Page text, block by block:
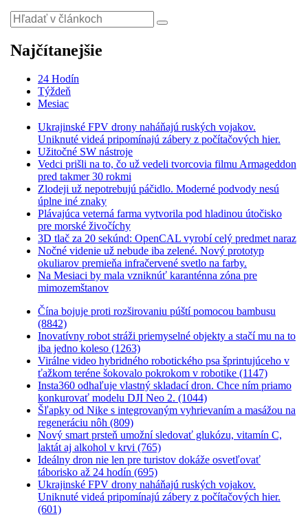
Najčítanejšie
24 Hodín
Týždeň
Mesiac
Ukrajinské FPV drony naháňajú ruských vojakov.
Uniknuté videá pripomínajú zábery z počítačových hier.
Užitočné SW nástroje
Vedci prišli na to, čo už vedeli tvorcovia filmu Armageddon
pred takmer 30 rokmi
Zlodeji už nepotrebujú páčidlo. Moderné podvody nesú
úplne iné znaky
Plávajúca veterná farma vytvorila pod hladinou útočisko
pre morské živočíchy
3D tlač za 20 sekúnd: OpenCAL vyrobí celý predmet naraz
Nočné videnie už nebude iba zelené. Nový prototyp
okuliarov premieňa infračervené svetlo na farby.
Na Mesiaci by mala vzniknúť karanténna zóna pre
mimozemštanov
Čína bojuje proti rozširovaniu púští pomocou bambusu
(8842)
Inovatívny robot stráži priemyselné objekty a stačí mu na to
iba jedno koleso (1263)
Virálne video hybridného robotického psa šprintujúceho v
ťažkom teréne šokovalo pokrokom v robotike (1147)
Insta360 odhaľuje vlastný skladací dron. Chce ním priamo
konkurovať modelu DJI Neo 2. (1044)
Šľapky od Nike s integrovaným vyhrievaním a masážou na
regeneráciu nôh (809)
Nový smart prsteň umožní sledovať glukózu, vitamín C,
laktát aj alkohol v krvi (765)
Ideálny dron nie len pre turistov dokáže osvetľovať
táborisko až 24 hodín (695)
Ukrajinské FPV drony naháňajú ruských vojakov.
Uniknuté videá pripomínajú zábery z počítačových hier.
(601)